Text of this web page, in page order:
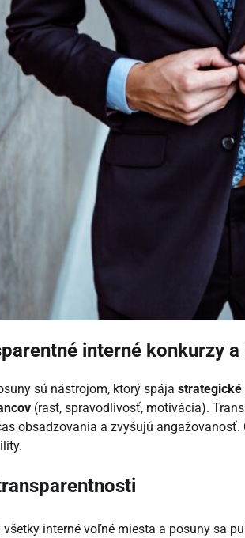
interné konkurzy
sú nástrojom, ktorý spája
(rast, spravodlivosť, motivácia).
obsadzovania a zvyšujú
všetky interné voľné miesta a posuny sa